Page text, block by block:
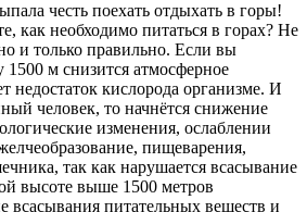
честь поехать отдыхать в горы!
как необходимо питаться в горах? Не
и только правильно. Если вы
1500 м снизится атмосферное
недостаток кислорода организме. И
человек, то начнётся снижение
изменения, ослаблении
пищеварения,
так как нарушается всасывание
высоте выше 1500 метров
всасывания питательных веществ и